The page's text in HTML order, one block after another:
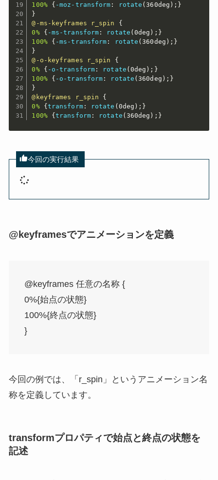
100%
{ -moz-transform : rotate (360deg ) ; }
}
@-ms-keyframes r_spin
{
0%
{ -ms-transform : rotate (0deg ) ; }
100%
{ -ms-transform : rotate (360deg ) ; }
}
@-o-keyframes r_spin
{
0%
{ -o-transform : rotate (0deg ) ; }
100%
{ -o-transform : rotate (360deg ) ; }
}
@keyframes r_spin
{
0%
{transform: rotate (0deg ) ; }
100%
{transform: rotate (360deg ) ; }
今回の実行結果
@keyframesでアニメーションを定義
@keyframes 任意の名称 {
0%{始点の状態}
100%{終点の状態}
}
今回の例では、「r_spin」というアニメーション名
称を定義しています。
transformプロパティで始点と終点の状態を
記述